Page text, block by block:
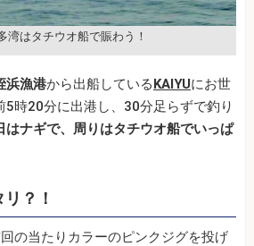
湾はタチウオ船で賑わう！
浜漁港から出船しているKAIYUにお世
5時20分に出港し、30分足らずで釣り
はナギで、周りはタチウオ船でいっぱ
？！
の当たりカラーのピンクジグを投げ